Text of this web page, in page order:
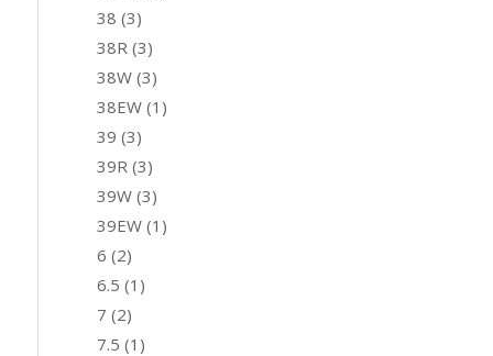
38 (3)
38R (3)
38W (3)
38EW (1)
39 (3)
39R (3)
39W (3)
39EW (1)
6 (2)
6.5 (1)
7 (2)
7.5 (1)